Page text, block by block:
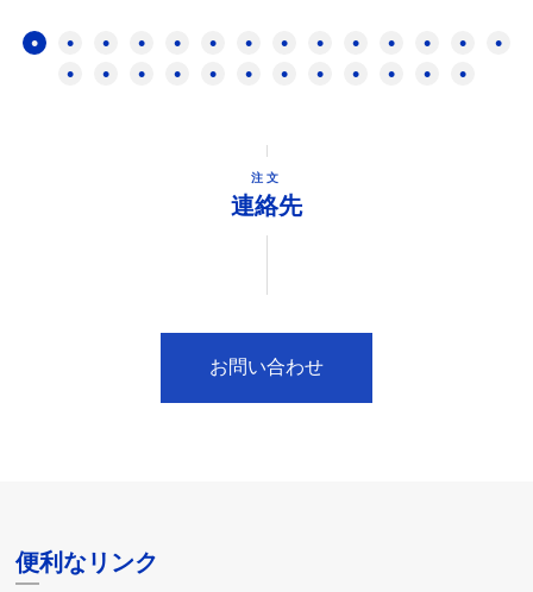
注文
連絡先
お問い合わせ
便利なリンク